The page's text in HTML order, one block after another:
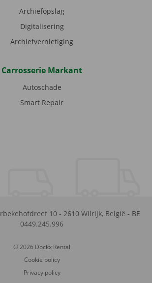
Archiefopslag
Digitalisering
Archiefvernietiging
Carrosserie Markant
Autoschade
Smart Repair
10 - 2610 Wilrijk, België - BE
0449.245.996
© 2026 Dockx Rental
Cookie policy
Privacy policy